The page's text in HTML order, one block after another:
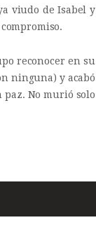
viudo de Isabel y
reconocer en su
ninguna) y acabó
No murió solo